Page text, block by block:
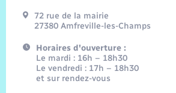
72 rue de la mairie
27380 Amfreville-les-Champs
Horaires d'ouverture :
Le mardi : 16h – 18h30
Le vendredi : 17h – 18h30
et sur rendez-vous